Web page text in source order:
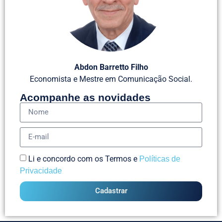
Abdon Barretto Filho
Economista e Mestre em Comunicação Social.
Acompanhe as novidades
Li e concordo com os Termos e Políticas de
Privacidade
Cadastrar